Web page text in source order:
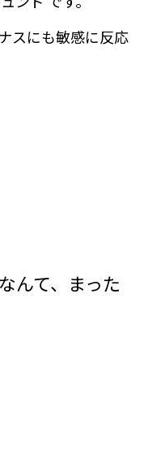
スにも敏感に反応
んて、まった